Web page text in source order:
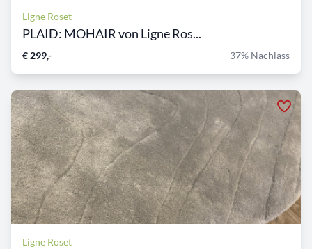
Ligne Roset
PLAID: MOHAIR von Ligne Ros...
€ 299,- 37% Nachlass
Ligne Roset